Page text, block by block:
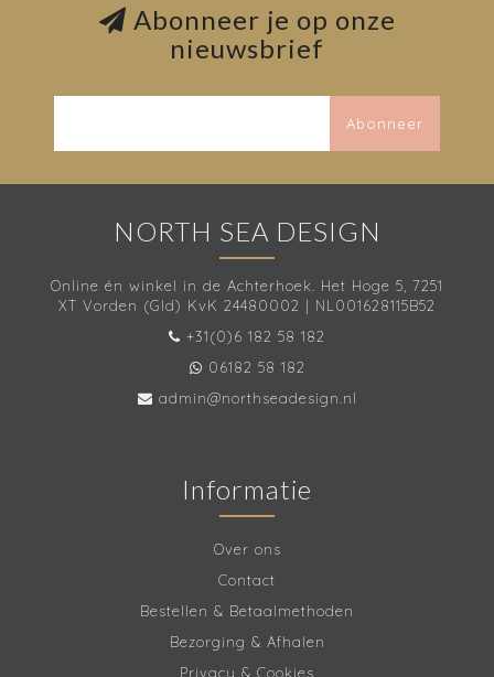
Abonneer je op onze
nieuwsbrief
Abonneer
NORTH SEA DESIGN
Online én winkel in de Achterhoek. Het Hoge 5, 7251
XT Vorden (Gld) KvK 24480002 | NL001628115B52
+31(0)6 182 58 182
06182 58 182
admin@northseadesign.nl
Informatie
Over ons
Contact
Bestellen & Betaalmethoden
Bezorging & Afhalen
Privacy & Cookies